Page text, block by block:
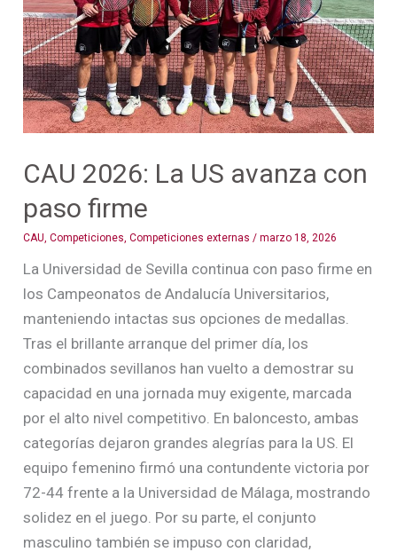
CAU 2026: La US avanza con
paso firme
CAU ,Competiciones ,Competiciones externas /marzo 18, 2026
La Universidad de Sevilla continua con paso firme en
los Campeonatos de Andalucía Universitarios,
manteniendo intactas sus opciones de medallas.
Tras el brillante arranque del primer día, los
combinados sevillanos han vuelto a demostrar su
capacidad en una jornada muy exigente, marcada
por el alto nivel competitivo. En baloncesto, ambas
categorías dejaron grandes alegrías para la US. El
equipo femenino firmó una contundente victoria por
72-44 frente a la Universidad de Málaga, mostrando
solidez en el juego. Por su parte, el conjunto
masculino también se impuso con claridad,
avanza
con
paso
firme